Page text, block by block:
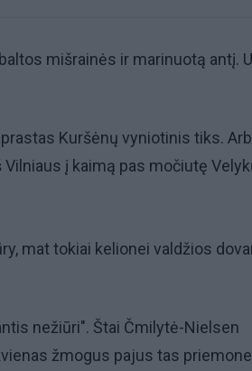
mišrainės ir marinuotą antį.
Kuršėnų vyniotinis tiks.
į kaimą pas močiutę
mat tokiai kelionei valdžios
nežiūri". Štai Čmilytė-Nielsen
žmogus pajus tas